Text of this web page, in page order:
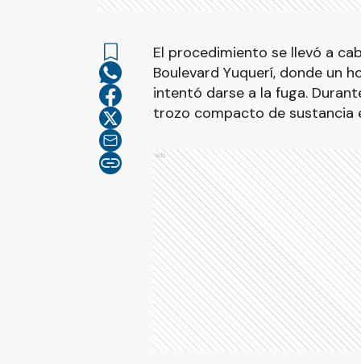
El procedimiento se llevó a
Boulevard Yuquerí, donde un
intentó darse a la fuga.
trozo compacto de sustancia
Ads